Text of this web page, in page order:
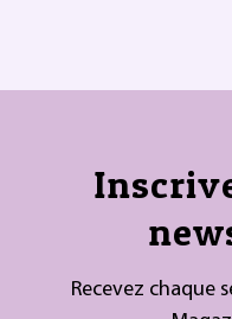
Recevez chaque